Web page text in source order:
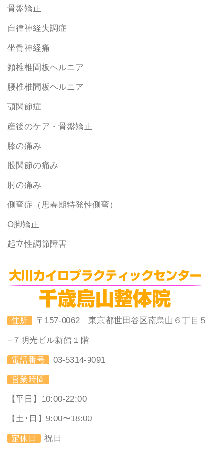
骨盤矯正
自律神経失調症
坐骨神経痛
頸椎椎間板ヘルニア
腰椎椎間板ヘルニア
顎関節症
産後のケア・骨盤矯正
膝の痛み
股関節の痛み
肘の痛み
側弯症（思春期特発性側弯）
O脚矯正
起立性調節障害
住所 〒157-0062 東京都世田谷区南烏山６丁目５
−７明光ビル新館１階
電話番号 03-5314-9091
営業時間
【平日】10:00-22:00
【土･日】9:00〜18:00
定休日 祝日